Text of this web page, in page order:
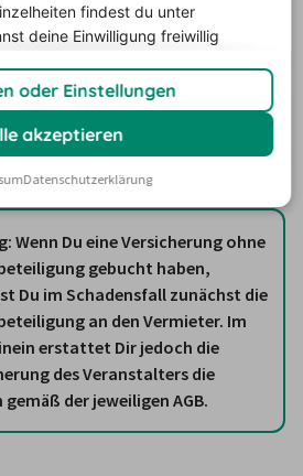
wie ein Steinschlag oder ein
passieren. Und schon ein
kann unangenehme Kosten
eine Vollkasko ohne
mit Erstattung der
hast, übernimmt die
Kosten.
Wenn Du eine Versicherung ohne
gebucht haben,
Du im Schadensfall zunächst die
an den Vermieter. Im
erstattet Dir jedoch die
des Veranstalters die
gemäß der jeweiligen AGB.
findest du unter
deine Einwilligung freiwillig
oder Einstellungen
akzeptieren
Datenschutzerklärung